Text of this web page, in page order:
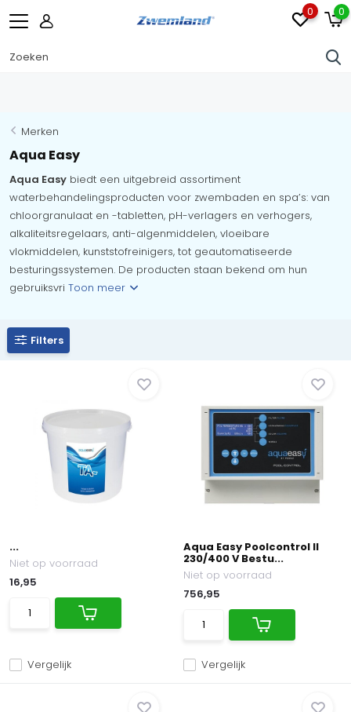
0 0
Merken
Aqua Easy
Aqua Easy biedt een uitgebreid assortiment
waterbehandelingsproducten voor zwembaden en spa’s: van
chloorgranulaat en -tabletten, pH-verlagers en verhogers,
alkaliteitsregelaars, anti-algenmiddelen, vloeibare
vlokmiddelen, kunststofreinigers, tot geautomatiseerde
besturingssystemen. De producten staan bekend om hun
gebruiksvri Toon meer
Filters
...
Vergelijk
Niet op voorraad
16,95
Aqua Easy Poolcontrol II
230/400 V Bestu...
Vergelijk
Niet op voorraad
756,95